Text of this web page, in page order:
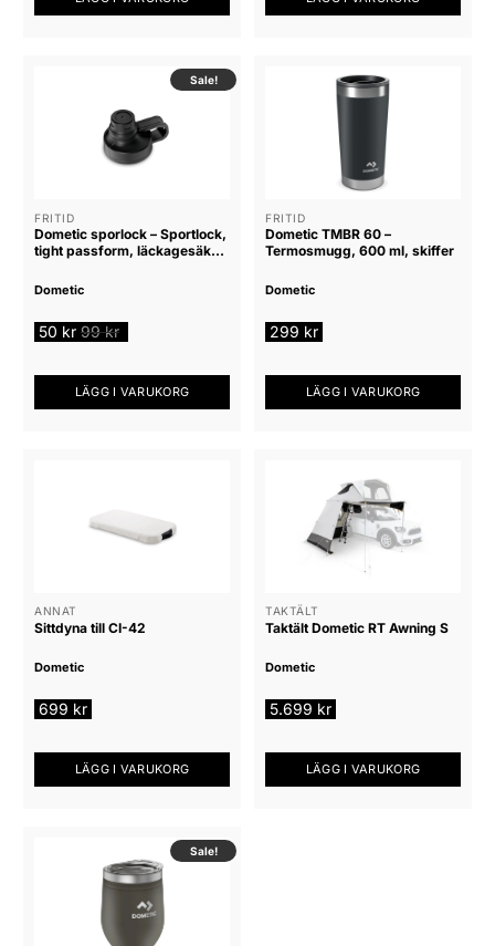
Sale!
FRITID
Dometic sporlock – Sportlock,
tight passform, läckagesäker
Dometic
50 kr 99kr
LÄGG I VARUKORG
FRITID
Dometic TMBR 60 –
Termosmugg, 600 ml, skiffer
Dometic
299 kr
LÄGG I VARUKORG
ANNAT
Sittdyna till CI-42
Dometic
699 kr
LÄGG I VARUKORG
TAKTÄLT
Taktält Dometic RT Awning S
Dometic
5.699 kr
LÄGG I VARUKORG
Sale!